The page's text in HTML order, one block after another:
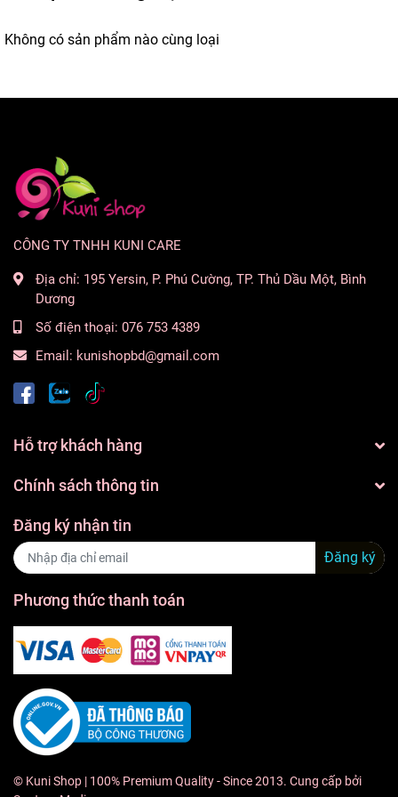
lactose, màu nhân tạo hoặc hương liệu.
Không có sản phẩm nào cùng loại
CÔNG TY TNHH KUNI CARE
Địa chỉ: 195 Yersin, P. Phú Cường, TP. Thủ Dầu Một, Bình
Dương
Số điện thoại: 076 753 4389
Email: kunishopbd@gmail.com
Hỗ trợ khách hàng
Chính sách thông tin
Đăng ký nhận tin
Đăng ký
Phương thức thanh toán
© Kuni Shop | 100% Premium Quality - Since 2013. Cung cấp bởi